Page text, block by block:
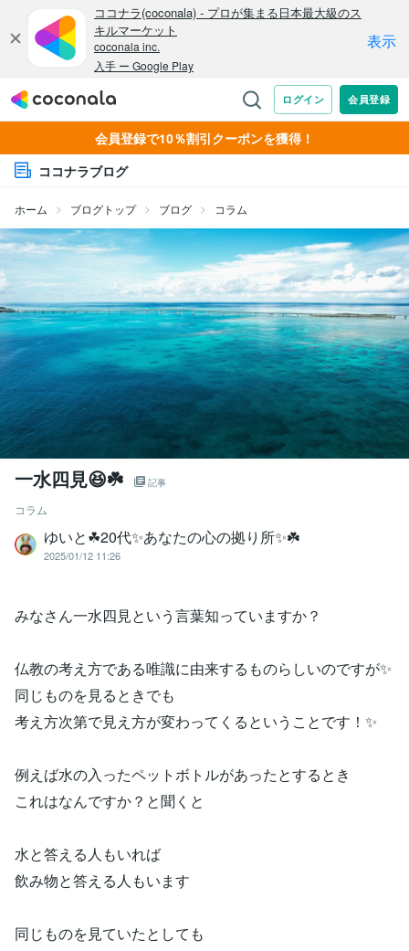
会員登録で10％割引クーポンを獲得！
ココナラブログ
ホーム ブログトップ ブログ コラム
一水四見😆☘️ 記事
コラム
ゆいと☘20代✨あなたの心の拠り所✨☘️
2025/01/12 11:26
みなさん一水四見という言葉知っていますか？
仏教の考え方である唯識に由来するものらしいのですが✨
同じものを見るときでも
考え方次第で見え方が変わってくるということです！✨
例えば水の入ったペットボトルがあったとするとき
これはなんですか？と聞くと
水と答える人もいれば
飲み物と答える人もいます
同じものを見ていたとしても